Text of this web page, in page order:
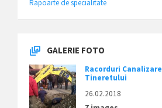
Rapoarte de specialitate
GALERIE FOTO
Racorduri Canalizare
Tineretului
26.02.2018